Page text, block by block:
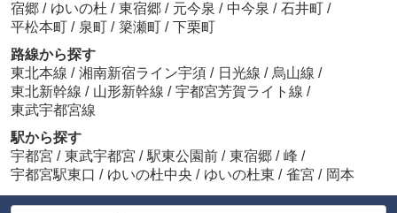
宿郷 / ゆいの杜 / 東宿郷 / 元今泉 / 中今泉 / 石井町 /
平松本町 / 泉町 / 簗瀬町 / 下栗町
路線から探す
東北本線 / 湘南新宿ライン宇須 / 日光線 / 烏山線 /
東北新幹線 / 山形新幹線 / 宇都宮芳賀ライト線 /
東武宇都宮線
駅から探す
宇都宮 / 東武宇都宮 / 駅東公園前 / 東宿郷 / 峰 /
宇都宮駅東口 / ゆいの杜中央 / ゆいの杜東 / 雀宮 / 岡本